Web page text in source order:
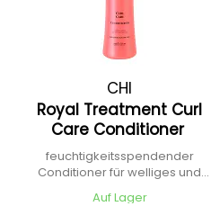
CHI
Royal Treatment Curl
Care Conditioner
feuchtigkeitsspendender
Conditioner für welliges und
Auf Lager